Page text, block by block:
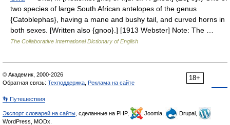
two species of large South African antelopes of the genus
{Catoblephas}, having a mane and bushy tail, and curved horns in
both sexes. [Written also {gnoo}.] [1913 Webster] Note: The …
The Collaborative International Dictionary of English
18+
© Академик, 2000-2026
Обратная связь: Техподдержка Реклама на сайте
👣 Путешествия
Экспорт словарей на сайты , сделанные на PHP, Joomla,
Drupal,
WordPress, MODx.